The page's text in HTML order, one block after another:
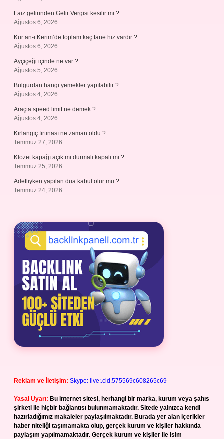
Faiz gelirinden Gelir Vergisi kesilir mi ?
Ağustos 6, 2026
Kur’an-ı Kerim’de toplam kaç tane hiz vardır ?
Ağustos 6, 2026
Ayçiçeği içinde ne var ?
Ağustos 5, 2026
Bulgurdan hangi yemekler yapılabilir ?
Ağustos 4, 2026
Araçta speed limit ne demek ?
Ağustos 4, 2026
Kırlangıç fırtınası ne zaman oldu ?
Temmuz 27, 2026
Klozet kapağı açık mı durmalı kapalı mı ?
Temmuz 25, 2026
Adetliyken yapılan dua kabul olur mu ?
Temmuz 24, 2026
Reklam ve İletişim: Skype: live:.cid.575569c608265c69
Yasal Uyarı: Bu internet sitesi, herhangi bir marka, kurum veya şahıs
şirketi ile hiçbir bağlantısı bulunmamaktadır. Sitede yalnızca kendi
hazırladığımız makaleler paylaşılmaktadır. Burada yer alan içerikler
haber niteliği taşımamakta olup, gerçek kurum ve kişiler hakkında
paylaşım yapılmamaktadır. Gerçek kurum ve kişiler ile isim